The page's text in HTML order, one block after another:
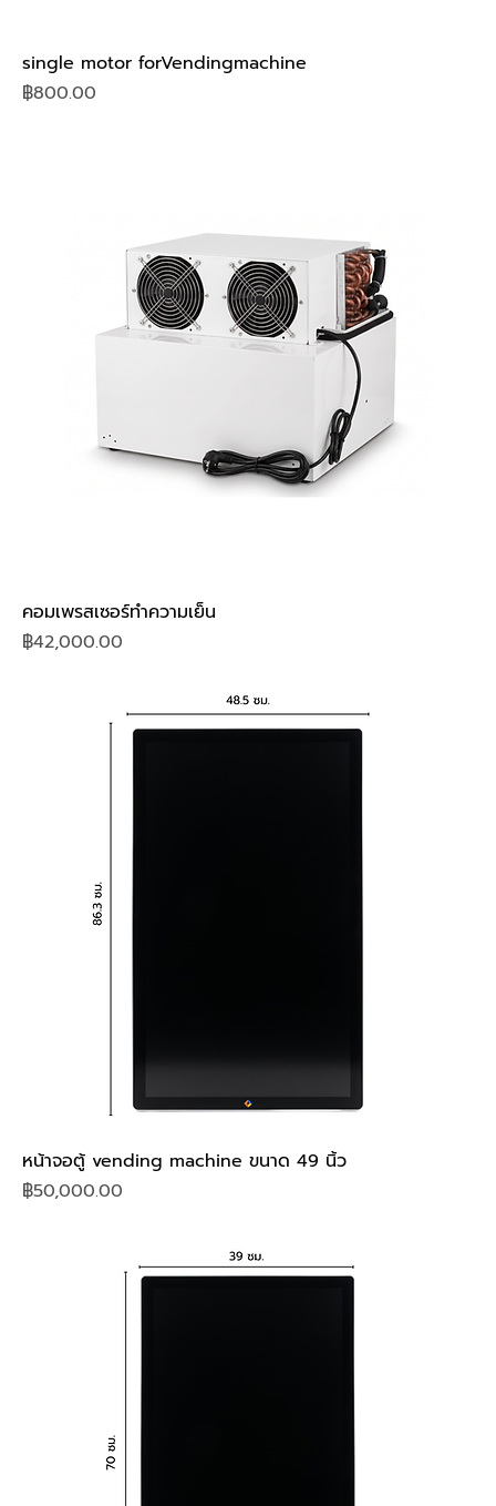
single motor forVendingmachine
Price
฿800.00
คอมเพรสเซอร์ทำความเย็น
Price
฿42,000.00
หน้าจอตู้ vending machine ขนาด 49 นิ้ว
Price
฿50,000.00